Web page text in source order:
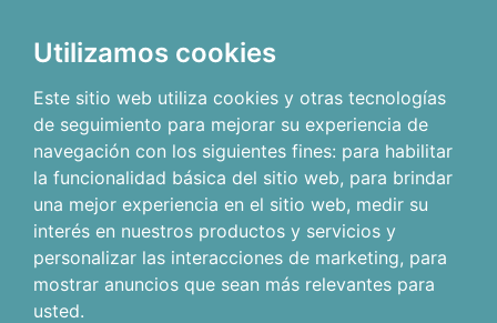
Utilizamos cookies
Este sitio web utiliza cookies y otras tecnologías
de seguimiento para mejorar su experiencia de
navegación con los siguientes fines: para habilitar
la funcionalidad básica del sitio web, para brindar
una mejor experiencia en el sitio web, medir su
interés en nuestros productos y servicios y
personalizar las interacciones de marketing, para
mostrar anuncios que sean más relevantes para
usted.